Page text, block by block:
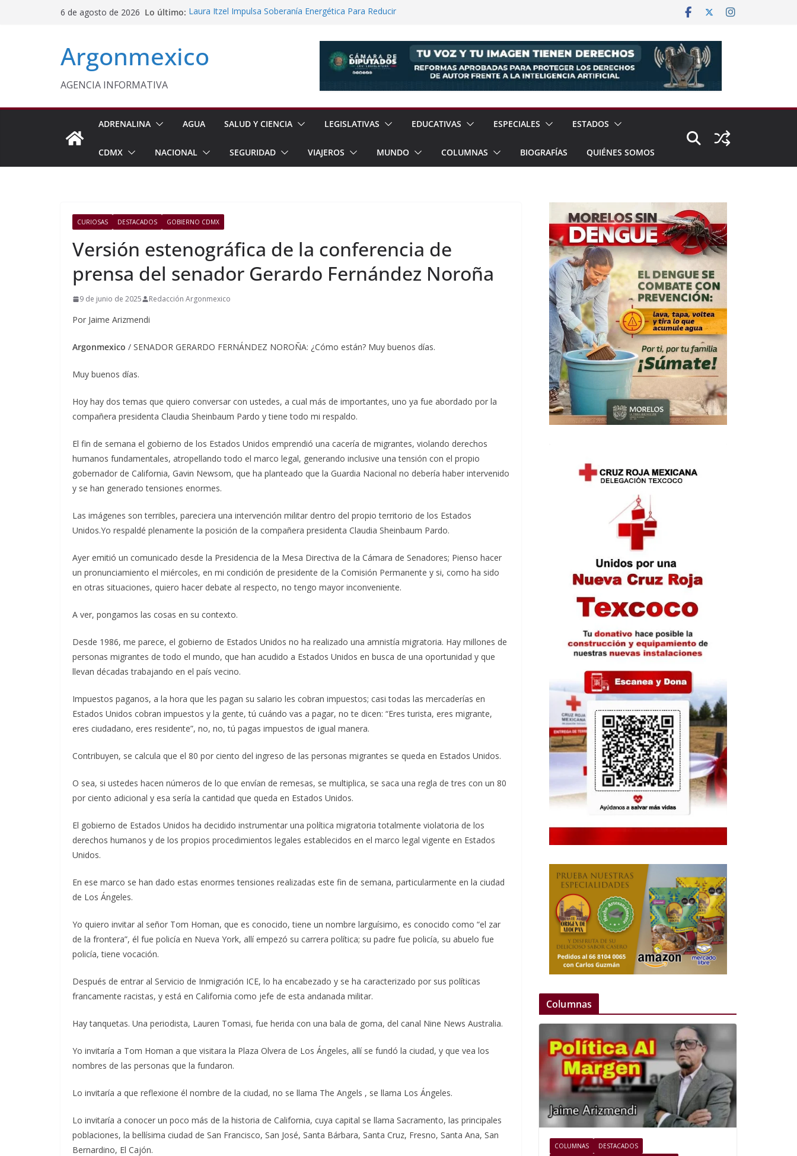
6 de agosto de 2026 Lo último: Laura Itzel Impulsa Soberanía Energética Para Reducir
Conagua Refuerza Seguridad Física en Presas Estratégicas de
Kenia López Respalda Fracking Para Fortalecer Soberanía
Energética
Argonmexico
AGENCIA INFORMATIVA
ADRENALINA AGUA SALUD Y CIENCIA LEGISLATIVAS EDUCATIVAS ESPECIALES ESTADOS
CDMX NACIONAL SEGURIDAD VIAJEROS MUNDO COLUMNAS BIOGRAFÍAS QUIÉNES SOMOS
CURIOSAS DESTACADOS GOBIERNO CDMX
Versión estenográfica de la conferencia de
prensa del senador Gerardo Fernández Noroña
9 de junio de 2025 Redacción Argonmexico
Por Jaime Arizmendi
Argonmexico / SENADOR GERARDO FERNÁNDEZ NOROÑA: ¿Cómo están? Muy buenos días.
Muy buenos días.
Hoy hay dos temas que quiero conversar con ustedes, a cual más de importantes, uno ya fue abordado por la
compañera presidenta Claudia Sheinbaum Pardo y tiene todo mi respaldo.
El fin de semana el gobierno de los Estados Unidos emprendió una cacería de migrantes, violando derechos
humanos fundamentales, atropellando todo el marco legal, generando inclusive una tensión con el propio
gobernador de California, Gavin Newsom, que ha planteado que la Guardia Nacional no debería haber intervenido
y se han generado tensiones enormes.
Las imágenes son terribles, pareciera una intervención militar dentro del propio territorio de los Estados
Unidos.Yo respaldé plenamente la posición de la compañera presidenta Claudia Sheinbaum Pardo.
Ayer emitió un comunicado desde la Presidencia de la Mesa Directiva de la Cámara de Senadores; Pienso hacer
un pronunciamiento el miércoles, en mi condición de presidente de la Comisión Permanente y si, como ha sido
en otras situaciones, quiero hacer debate al respecto, no tengo mayor inconveniente.
A ver, pongamos las cosas en su contexto.
Desde 1986, me parece, el gobierno de Estados Unidos no ha realizado una amnistía migratoria. Hay millones de
personas migrantes de todo el mundo, que han acudido a Estados Unidos en busca de una oportunidad y que
llevan décadas trabajando en el país vecino.
Impuestos paganos, a la hora que les pagan su salario les cobran impuestos; casi todas las mercaderías en
Estados Unidos cobran impuestos y la gente, tú cuándo vas a pagar, no te dicen: “Eres turista, eres migrante,
eres ciudadano, eres residente”, no, no, tú pagas impuestos de igual manera.
Contribuyen, se calcula que el 80 por ciento del ingreso de las personas migrantes se queda en Estados Unidos.
O sea, si ustedes hacen números de lo que envían de remesas, se multiplica, se saca una regla de tres con un 80
por ciento adicional y esa sería la cantidad que queda en Estados Unidos.
El gobierno de Estados Unidos ha decidido instrumentar una política migratoria totalmente violatoria de los
derechos humanos y de los propios procedimientos legales establecidos en el marco legal vigente en Estados
Unidos.
En ese marco se han dado estas enormes tensiones realizadas este fin de semana, particularmente en la ciudad
de Los Ángeles.
Yo quiero invitar al señor Tom Homan, que es conocido, tiene un nombre larguísimo, es conocido como “el zar
de la frontera”, él fue policía en Nueva York, allí empezó su carrera política; su padre fue policía, su abuelo fue
policía, tiene vocación.
Después de entrar al Servicio de Inmigración ICE, lo ha encabezado y se ha caracterizado por sus políticas
francamente racistas, y está en California como jefe de esta andanada militar.
Hay tanquetas. Una periodista, Lauren Tomasi, fue herida con una bala de goma, del canal Nine News Australia.
Yo invitaría a Tom Homan a que visitara la Plaza Olvera de Los Ángeles, allí se fundó la ciudad, y que vea los
nombres de las personas que la fundaron.
Lo invitaría a que reflexione él nombre de la ciudad, no se llama The Angels , se llama Los Ángeles.
Lo invitaría a conocer un poco más de la historia de California, cuya capital se llama Sacramento, las principales
poblaciones, la bellísima ciudad de San Francisco, San José, Santa Bárbara, Santa Cruz, Fresno, Santa Ana, San
Bernardino, El Cajón.
Columnas
COLUMNAS
DESTACADOS